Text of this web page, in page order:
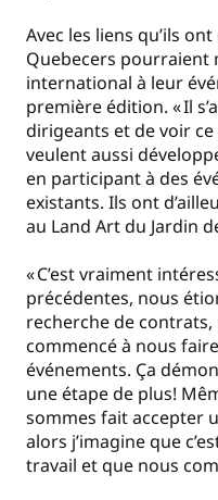
Avec les liens qu’ils
Quebecers pourraient
international à leur
première édition. « Il
dirigeants et de voir ce
veulent aussi
en participant à des
existants. Ils ont
au Land Art du Jardin
« C’est vraiment
précédentes, nous
recherche de
commencé à nous
événements. Ça
une étape de plus!
sommes fait accepter
alors j’imagine que
travail et que nous